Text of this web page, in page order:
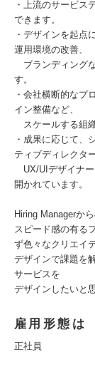
・上流のサービス
できます。
・デザインを起点
運用環境の改善、
ブランディング
す。
・会社横断的なプ
イン整備など、
スケールする組
・成果に応じて、
ティブディレクター
UX/UIデザイナー
開かれています。
Hiring Managerか
スピード感の有る
ず色々なクリエイ
デザインで課題を
サービスを
デザインしたいと
雇用形態は
正社員